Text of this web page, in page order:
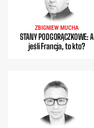
ZBIGNIEW MUCHA
STANY PODGORĄCZKOWE: A
jeśli Francja, to kto?